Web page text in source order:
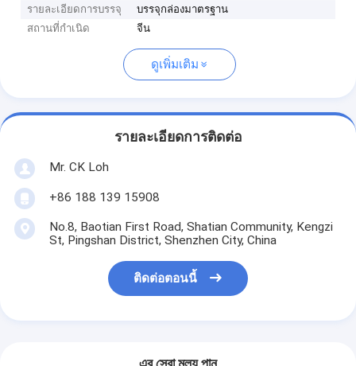
รายละเอียดการบรรจุ
บรรจุกล่องมาตรฐาน
สถานที่กำเนิด
จีน
ดูเพิ่มเติม
รายละเอียดการติดต่อ
Mr. CK Loh
+86 188 139 15908
No.8, Baotian First Road, Shatian Community, Kengzi
St, Pingshan District, Shenzhen City, China
ติดต่อตอนนี้